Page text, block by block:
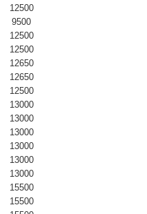
12500
9500
12500
12500
12650
12650
12500
13000
13000
13000
13000
13000
13000
15500
15500